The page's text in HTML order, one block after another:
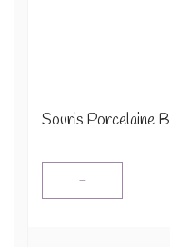
Souris Porcelaine
-